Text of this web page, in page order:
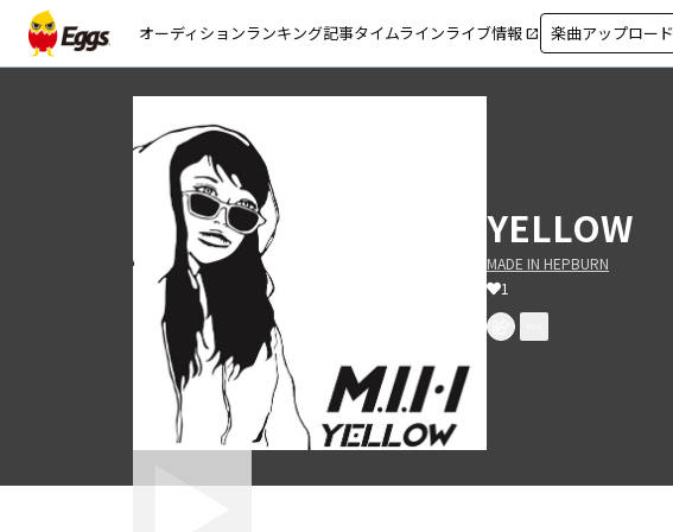
オーディションランキング記事タイムラインライブ情報 open_in_new 楽曲アップロード
YELLOW
MADE IN HEPBURN
1